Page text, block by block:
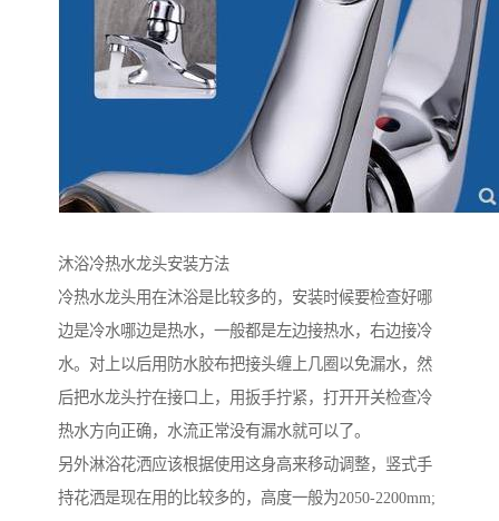
沐浴冷热水龙头安装方法
冷热水龙头用在沐浴是比较多的，安装时候要检查好哪
边是冷水哪边是热水，一般都是左边接热水，右边接冷
水。对上以后用防水胶布把接头缠上几圈以免漏水，然
后把水龙头拧在接口上，用扳手拧紧，打开开关检查冷
热水方向正确，水流正常没有漏水就可以了。
另外淋浴花洒应该根据使用这身高来移动调整，竖式手
持花洒是现在用的比较多的，高度一般为2050-2200mm;